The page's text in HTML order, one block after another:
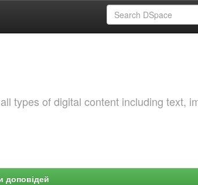
types of digital content including text,
доповідей